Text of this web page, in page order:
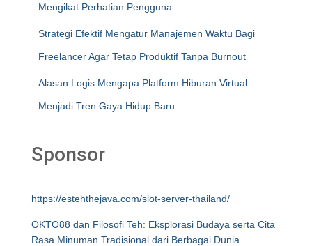
Mengikat Perhatian Pengguna
Strategi Efektif Mengatur Manajemen Waktu Bagi
Freelancer Agar Tetap Produktif Tanpa Burnout
Alasan Logis Mengapa Platform Hiburan Virtual
Menjadi Tren Gaya Hidup Baru
Sponsor
https://estehthejava.com/slot-server-thailand/
OKTO88 dan Filosofi Teh: Eksplorasi Budaya serta Cita
Rasa Minuman Tradisional dari Berbagai Dunia